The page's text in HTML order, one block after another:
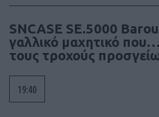
SNCASE SE.5000
γαλλικό μαχητικό
τους τροχούς
19:40